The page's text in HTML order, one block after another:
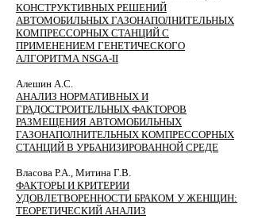
КОНСТРУКТИВНЫХ РЕШЕНИЙ
АВТОМОБИЛЬНЫХ ГАЗОНАПОЛНИТЕЛЬНЫХ
КОМПРЕССОРНЫХ СТАНЦИЙ С
ПРИМЕНЕНИЕМ ГЕНЕТИЧЕСКОГО
АЛГОРИТМА NSGA-II
Алешин А.С.
АНАЛИЗ НОРМАТИВНЫХ И
ГРАДОСТРОИТЕЛЬНЫХ ФАКТОРОВ
РАЗМЕЩЕНИЯ АВТОМОБИЛЬНЫХ
ГАЗОНАПОЛНИТЕЛЬНЫХ КОМПРЕССОРНЫХ
СТАНЦИЙ В УРБАНИЗИРОВАННОЙ СРЕДЕ
Власова Р.А., Митина Г.В.
ФАКТОРЫ И КРИТЕРИИ
УДОВЛЕТВОРЕННОСТИ БРАКОМ У ЖЕНЩИН:
ТЕОРЕТИЧЕСКИЙ АНАЛИЗ